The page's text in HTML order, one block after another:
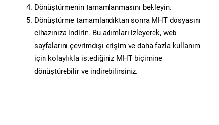
Dönüştürmenin tamamlanmasını bekleyin.
Dönüştürme tamamlandıktan sonra MHT dosyasını
cihazınıza indirin. Bu adımları izleyerek, web
sayfalarını çevrimdışı erişim ve daha fazla kullanım
için kolaylıkla istediğiniz MHT biçimine
dönüştürebilir ve indirebilirsiniz.